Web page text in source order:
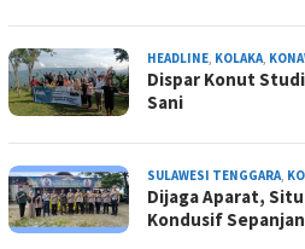
HEADLINE KOLAKA
Dispar Konut
Sani
SULAWESI TENGGARA
Dijaga Aparat,
Kondusif